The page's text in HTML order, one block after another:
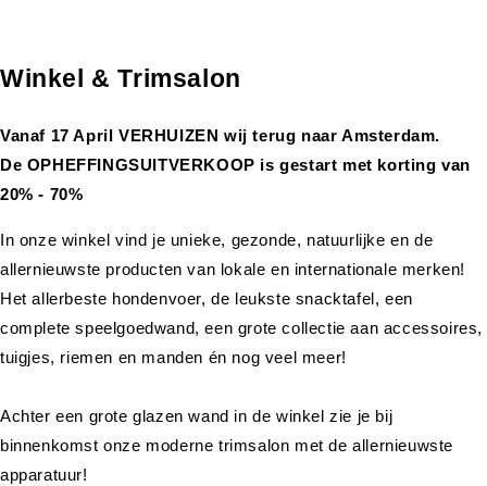
Winkel & Trimsalon
Vanaf 17 April VERHUIZEN wij terug naar Amsterdam.
De OPHEFFINGSUITVERKOOP is gestart met korting van
20% - 70%
In onze winkel vind je unieke, gezonde, natuurlijke en de
allernieuwste producten van lokale en internationale merken!
Het allerbeste hondenvoer, de leukste snacktafel, een
complete speelgoedwand, een grote collectie aan accessoires,
tuigjes, riemen en manden én nog veel meer!
Achter een grote glazen wand in de winkel zie je bij
binnenkomst onze moderne trimsalon met de allernieuwste
apparatuur!